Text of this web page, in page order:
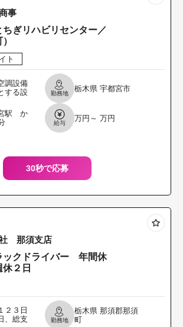
事
ぎリハビリセンター／
ト
調設備
する設
視業務
の巡回
記録、
勤務地
栃木県 宇都宮市
駅 か
給与
万円～ 万円
30秒で応募
那須支店
ックドライバー 年間休
２日
２３日
、総支
勤務地
栃木県 那須郡那須
町